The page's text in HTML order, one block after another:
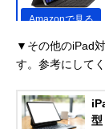
Amazonで見る
Amazonで見る
▼その他のiPad
す。参考にしてく
型